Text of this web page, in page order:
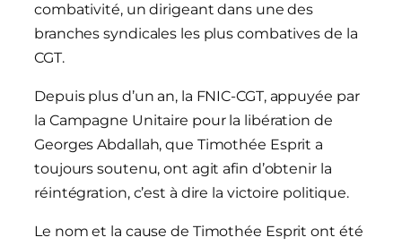
combativité, un dirigeant dans une des
branches syndicales les plus combatives de la
CGT.
Depuis plus d’un an, la FNIC-CGT, appuyée par
la Campagne Unitaire pour la libération de
Georges Abdallah, que Timothée Esprit a
toujours soutenu, ont agit afin d’obtenir la
réintégration, c’est à dire la victoire politique.
Le nom et la cause de Timothée Esprit ont été